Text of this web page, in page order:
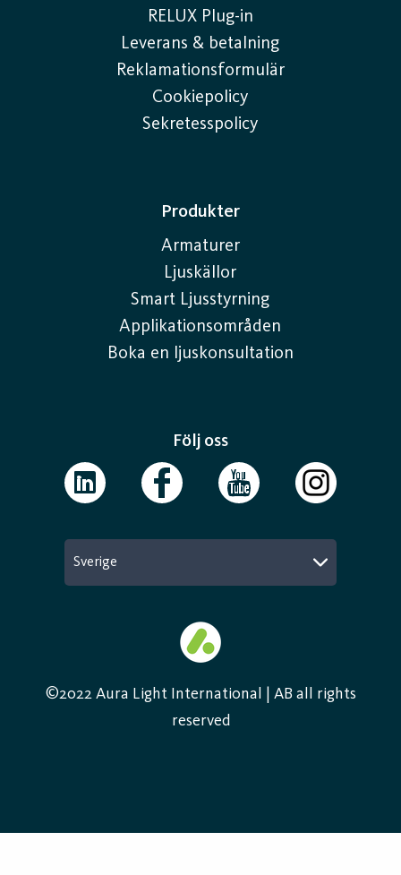
RELUX Plug-in
Leverans & betalning
Reklamationsformulär
Cookiepolicy
Sekretesspolicy
Produkter
Armaturer
Ljuskällor
Smart Ljusstyrning
Applikationsområden
Boka en ljuskonsultation
Följ oss
Sverige
©2022 Aura Light International | AB all rights
reserved